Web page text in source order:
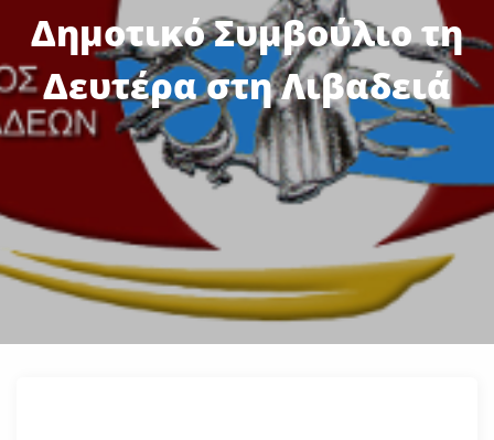
Δημοτικό Συμβούλιο τη
Δευτέρα στη Λιβαδειά